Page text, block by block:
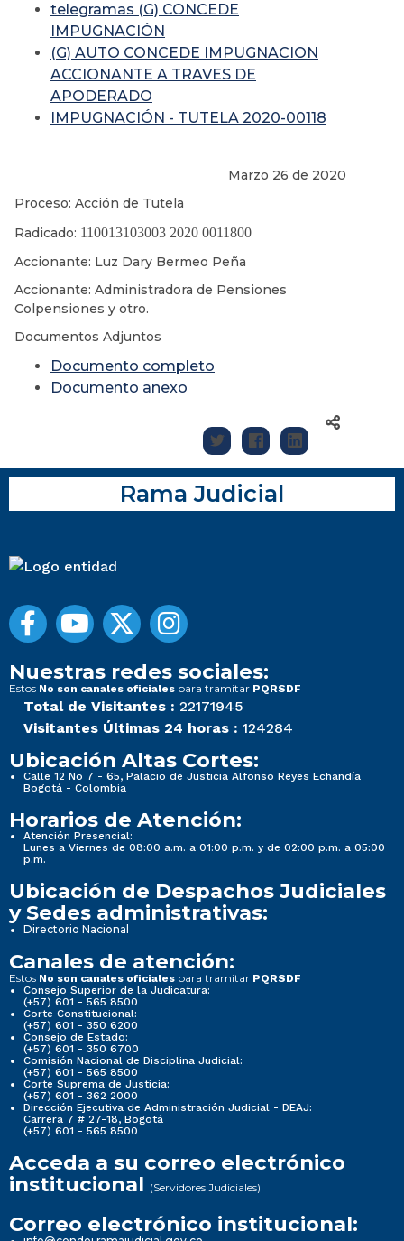
telegramas (G) CONCEDE
IMPUGNACIÓN
(G) AUTO CONCEDE IMPUGNACION
ACCIONANTE A TRAVES DE
APODERADO
IMPUGNACIÓN - TUTELA 2020-00118
Marzo 26 de 2020
Proceso: Acción de Tutela
Radicado: 110013103003 2020 0011800
Accionante: Luz Dary Bermeo Peña
Accionante: Administradora de Pensiones
Colpensiones y otro.
Documentos Adjuntos
Documento completo
Documento anexo
Rama Judicial
Nuestras redes sociales:
Estos No son canales oficiales para tramitar PQRSDF
Total de Visitantes : 22171945
Visitantes Últimas 24 horas : 124284
Ubicación Altas Cortes:
Calle 12 No 7 - 65, Palacio de Justicia Alfonso Reyes Echandía
Bogotá - Colombia
Horarios de Atención:
Atención Presencial:
Lunes a Viernes de 08:00 a.m. a 01:00 p.m. y de 02:00 p.m. a 05:00
p.m.
Ubicación de Despachos Judiciales
y Sedes administrativas:
Directorio Nacional
Canales de atención:
Estos No son canales oficiales para tramitar PQRSDF
Consejo Superior de la Judicatura:
(+57) 601 - 565 8500
Corte Constitucional:
(+57) 601 - 350 6200
Consejo de Estado:
(+57) 601 - 350 6700
Comisión Nacional de Disciplina Judicial:
(+57) 601 - 565 8500
Corte Suprema de Justicia:
(+57) 601 - 362 2000
Dirección Ejecutiva de Administración Judicial - DEAJ:
Carrera 7 # 27-18, Bogotá
(+57) 601 - 565 8500
Acceda a su correo electrónico
institucional (Servidores Judiciales)
Correo electrónico institucional: